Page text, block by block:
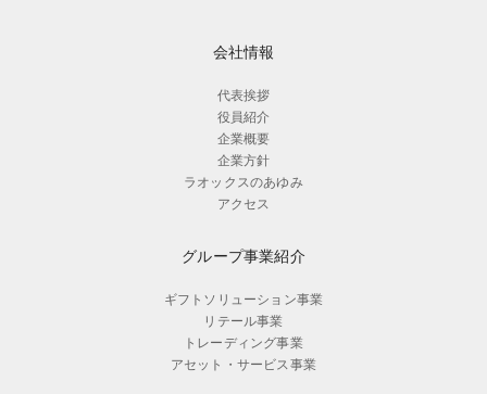
会社情報
代表挨拶
役員紹介
企業概要
企業方針
ラオックスのあゆみ
アクセス
グループ事業紹介
ギフトソリューション事業
リテール事業
トレーディング事業
アセット・サービス事業